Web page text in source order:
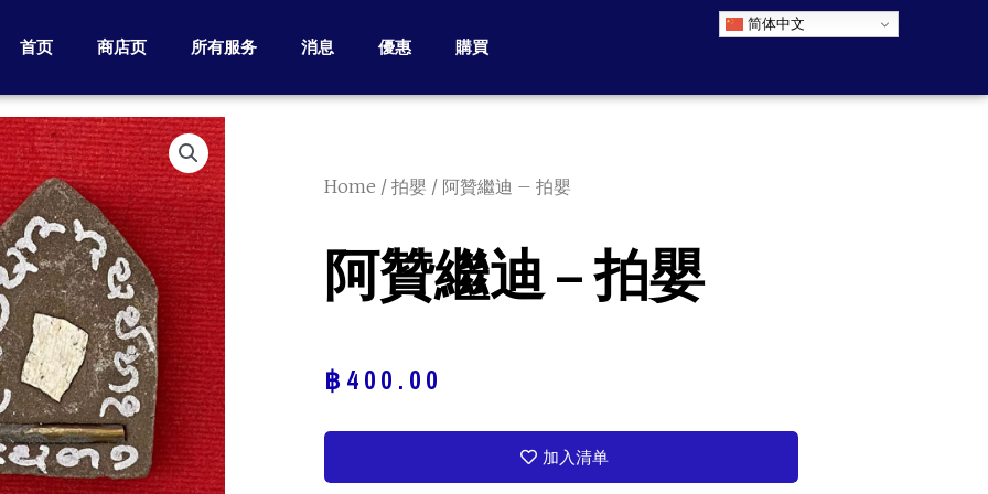
首页 商店页 所有服务 消息 優惠 購買
简体中文
Home / 拍嬰 / 阿贊繼迪 – 拍嬰
阿贊繼迪 – 拍嬰
฿ 400.00
加入清单